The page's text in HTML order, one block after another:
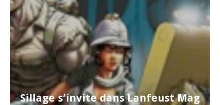
Sillage s’invite dans Lanfeust Mag